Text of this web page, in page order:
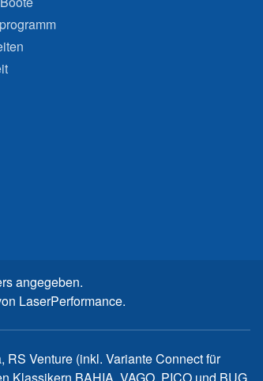
angegeben.
LaserPerformance.
Venture (inkl. Variante Connect für